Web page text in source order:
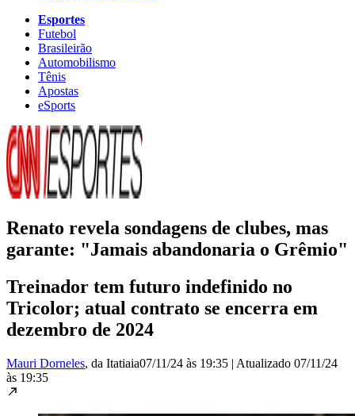
Esportes
Futebol
Brasileirão
Automobilismo
Tênis
Apostas
eSports
Renato revela sondagens de clubes, mas
garante: "Jamais abandonaria o Grêmio"
Treinador tem futuro indefinido no
Tricolor; atual contrato se encerra em
dezembro de 2024
Mauri Dorneles, da Itatiaia07/11/24 às 19:35 | Atualizado 07/11/24
às 19:35